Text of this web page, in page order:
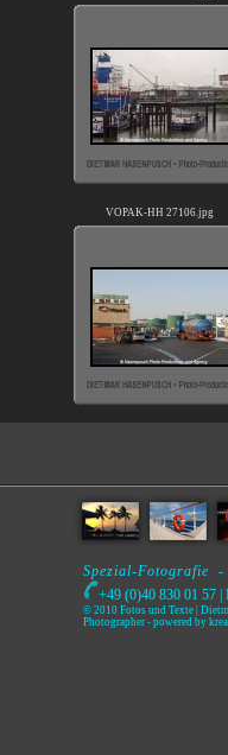
VOPAK-HH 27106.jpg
Spezial-Fotografie
+49 (0)40 830 01 57 |
© 2010 Fotos und Texte |
Photographer - powered by